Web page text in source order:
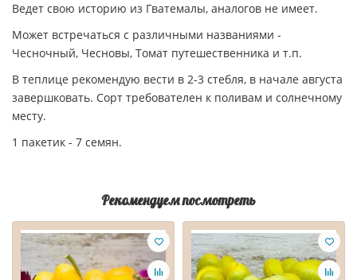
Ведет свою историю из Гватемалы, аналогов не имеет.
Может встречаться с различными названиями -
Чесночный, Чесновы, Томат путешественника и т.п.
В теплице рекомендую вести в 2-3 стебля, в начале августа
завершковать. Сорт требователен к поливам и солнечному
месту.
1 пакетик - 7 семян.
Рекомендуем посмотреть